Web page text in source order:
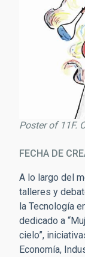
Poster of 11F.
FECHA DE
A lo largo del
talleres y
la Tecnología
dedicado a
cielo”,
Economía,